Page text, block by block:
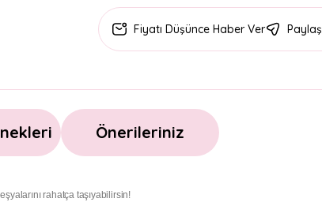
Fiyatı Düşünce Haber Ver Paylaş
Önerileriniz
rahatça taşıyabilirsin!